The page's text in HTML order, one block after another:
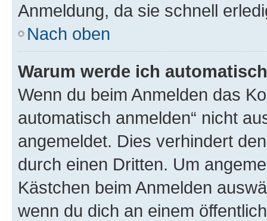
Anmeldung, da sie schnell
Nach oben
Warum werde ich
Wenn du beim Anmelden das
automatisch anmelden“ nicht
angemeldet. Dies verhindert
durch einen Dritten. Um
Kästchen beim Anmelden
wenn du dich an einem